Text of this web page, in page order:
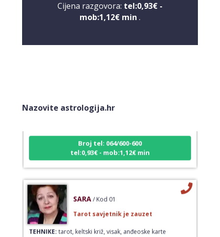
Cijena razgovora: tel:0,93€ -
mob:1,12€ min .
Nazovite astrologija.hrTarot savjetnik je slobodan
Broj tel: 064/600-600
tel:0,93€ - mob:1,12€ min
TEHNIKE:tarot, keltski križ, visak, anđeoske karte